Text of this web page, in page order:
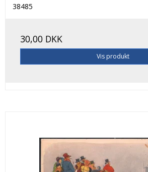
38485
30,00 DKK
Vis produkt